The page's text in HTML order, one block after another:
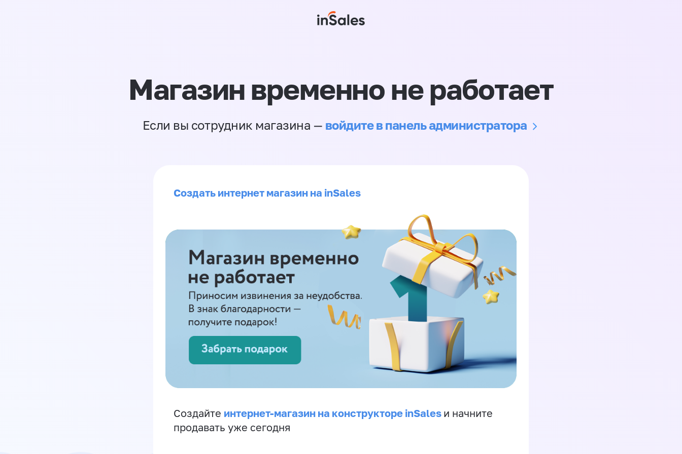
Магазин временно не работает
Если вы сотрудник магазина — войдите в панель администратора
Создать интернет магазин на inSales
Создайте интернет-магазин на конструкторе inSales и начните
продавать уже сегодня